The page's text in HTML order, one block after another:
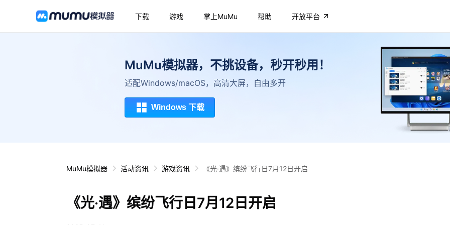
下载 游戏 掌上MuMu 帮助 开放平台
MuMu模拟器，不挑设备，秒开秒用！
适配Windows/macOS，高清大屏，自由多开
Windows 下载
MuMu模拟器 活动资讯 游戏资讯 《光·遇》缤纷飞行日7月12日开启
《光·遇》缤纷飞行日7月12日开启